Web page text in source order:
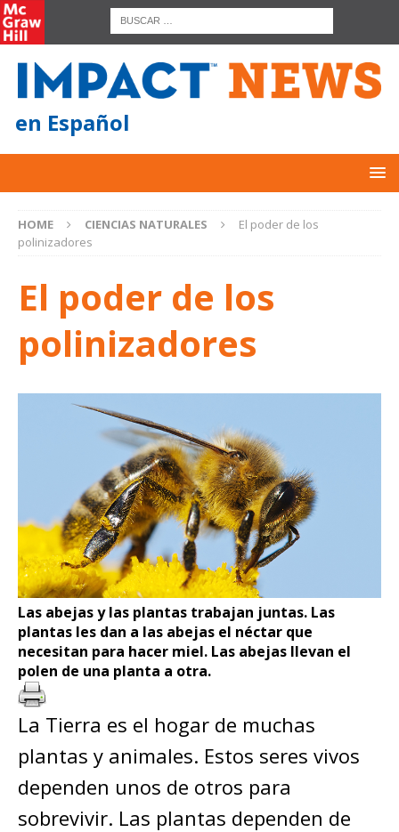
en Español
HOME CIENCIAS NATURALES
El poder de los
polinizadores
El poder de los
polinizadores
Las abejas y las plantas trabajan juntas. Las
plantas les dan a las abejas el néctar que
necesitan para hacer miel. Las abejas llevan el
polen de una planta a otra.
La Tierra es el hogar de muchas
plantas y animales. Estos seres vivos
dependen unos de otros para
sobrevivir. Las plantas dependen de